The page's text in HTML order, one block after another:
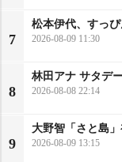
7
松本伊代、すっ
2026-08-09 11:30
8
林田アナ サタデ
2026-08-08 22:14
9
大野智「さと島
2026-08-09 13:15